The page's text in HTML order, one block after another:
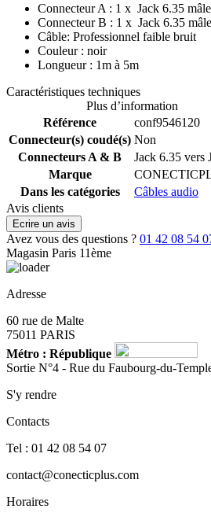
Connecteur A : 1 x Jack 6.35
Connecteur B : 1 x Jack 6.35
Câble: Professionnel faible bruit
Couleur : noir
Longueur : 1m à 5m
Caractéristiques techniques
Plus d’information
Référence
conf9546120
Connecteur(s) coudé(s) Non
Connecteurs A & B
Jack 6.35 vers
Marque
Dans les catégories
Câbles audio
Avis clients
Ecrire un avis
Avez vous des questions ? 01 42 08 54
Magasin Paris 11ème
Adresse
60 rue de Malte
75011 PARIS
Métro : République
Sortie N°4 - Rue du Faubourg-du-
S'y rendre
Contacts
Tel : 01 42 08 54 07
contact@conecticplus.com
Horaires